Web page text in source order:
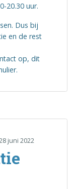
20.30 uur.
Dus bij
en de rest
op, dit
juni 2022